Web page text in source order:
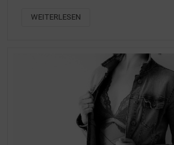
WEITERLESEN